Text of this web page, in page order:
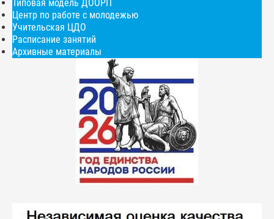
Типовая модель ДООРП
Центр по работе с молодежью
Учительская ЦДО
Расписание занятий
Архивные материалы